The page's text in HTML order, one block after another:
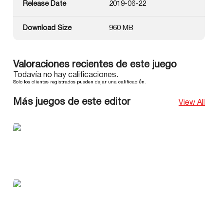
Release Date 2019-06-22
Download Size 960 MB
Valoraciones recientes de este juego
Todavía no hay calificaciones.
Solo los clientes registrados pueden dejar una calificación.
Más juegos de este editor View All